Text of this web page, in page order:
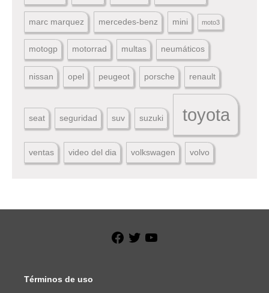
marc marquez mercedes-benz mini moto3
motogp motorrad multas neumáticos
nissan opel peugeot porsche renault
seat seguridad suv suzuki toyota
ventas video del dia volkswagen volvo
Facebook
Twitter
Términos de uso